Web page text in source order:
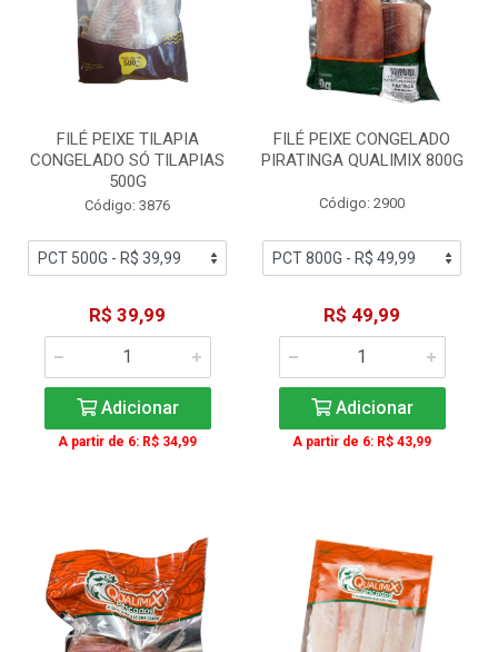
FILÉ PEIXE TILAPIA
CONGELADO SÓ TILAPIAS
500G
Código: 3876
R$ 39,99
Adicionar
A partir de 6: R$ 34,99
FILÉ PEIXE CONGELADO
PIRATINGA QUALIMIX 800G
Código: 2900
R$ 49,99
Adicionar
A partir de 6: R$ 43,99